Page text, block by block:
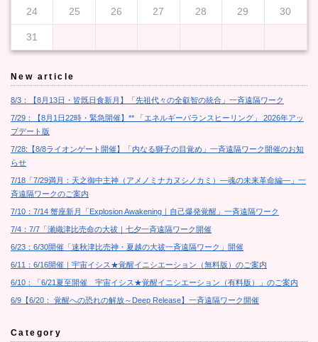
24 25 26 27 28 29 30
31
New article
8/3：【8月13日・皆既日食新月】「先祖代々の全叡智の統合」一斉遠隔ワーク
7/29：【8月1日22時・緊急開催】** 「エネルギーバランスヒーリング」 2026年アッ
プデート版
7/28:【8/8ライオンゲート開催】「内なる獅子の目覚め」一斉遠隔ワーク開催のお知
らせ
7/18「7/29満月：天之御中主神（アメノミナカヌシノカミ）―魂の未来革命編―」一
斉遠隔ワークのご案内
7/10：7/14 蟹座新月「Explosion Awakening｜自己爆発覚醒」一斉遠隔ワーク
7/4：7/7「瀬織津比売命の大祓｜七夕一斉遠隔ワーク開催
6/23：6/30開催「速秋津比売神・夏越の大祓一斉遠隔ワーク」開催
6/11：6/16開催｜宇宙イシス★覚醒イニシエーション（無料版）のご案内
6/10：「6/21夏至開催 宇宙イシス★覚醒イニシエーション（有料版）」のご案内
6/9【6/20： 覚醒への恐れの解放～Deep Release】一斉遠隔ワーク開催
Category